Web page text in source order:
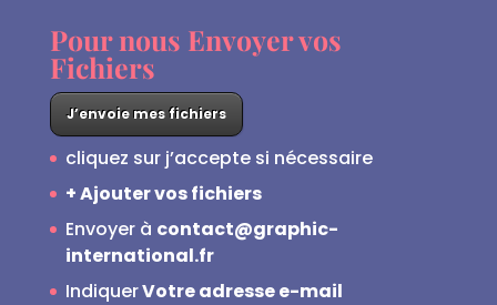
Pour nous Envoyer vos
Fichiers
J’envoie mes fichiers
cliquez sur j’accepte si nécessaire
+ Ajouter vos fichiers
Envoyer à contact@graphic-
international.fr
IndiquerVotre adresse e-mail